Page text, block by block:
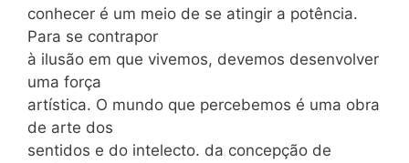
conhecer é um meio de se atingir a potência.
Para se contrapor
à ilusão em que vivemos, devemos desenvolver
uma força
artística. O mundo que percebemos é uma obra
de arte dos
sentidos e do intelecto. da concepção de